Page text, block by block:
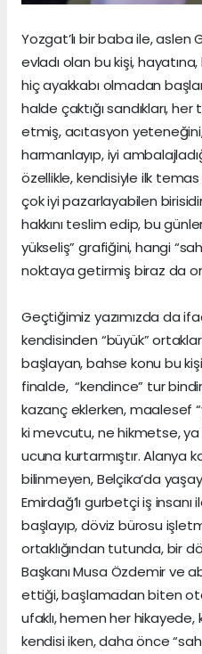
Yozgat’lı bir baba ile, aslen
evladı olan bu kişi,
hiç ayakkabı olmadan
halde çaktığı sandıkları,
etmiş, acıtasyon
harmanlayıp, iyi
özellikle, kendisiyle ilk
çok iyi pazarlayabilen
hakkını teslim edip, bu
yükseliş” grafiğini, hangi
noktaya getirmiş biraz da
Geçtiğimiz yazımızda da
kendisinden “büyük”
başlayan, bahse konu bu
finalde, “kendince” tur
kazanç eklerken, maalesef
ki mevcutu, ne hikmetse,
ucuna kurtarmıştır. Alanya
bilinmeyen, Belçika’da
Emirdağ’lı gurbetçi iş
başlayıp, döviz bürosu
ortaklığından tutunda, bir
Başkanı Musa Özdemir ve
ettiği, başlamadan biten
ufaklı, hemen her
kendisi iken, daha önce